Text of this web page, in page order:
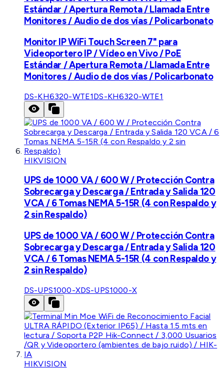
Estándar / Apertura Remota / Llamada Entre
Monitores / Audio de dos vías / Policarbonato
Monitor IP WiFi Touch Screen 7" para
Videoportero IP / Vídeo en Vivo / PoE
Estándar / Apertura Remota / Llamada Entre
Monitores / Audio de dos vías / Policarbonato
DS-KH6320-WTE1DS-KH6320-WTE1
HIKVISION
UPS de 1000 VA / 600 W / Protección Contra
Sobrecarga y Descarga / Entrada y Salida 120
VCA / 6 Tomas NEMA 5-15R (4 con Respaldo y
2 sin Respaldo)
UPS de 1000 VA / 600 W / Protección Contra
Sobrecarga y Descarga / Entrada y Salida 120
VCA / 6 Tomas NEMA 5-15R (4 con Respaldo y
2 sin Respaldo)
DS-UPS1000-XDS-UPS1000-X
HIKVISION